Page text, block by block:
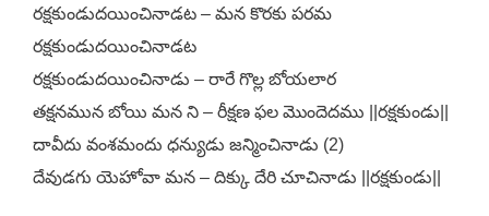
రక్షకుండుదయించినాడట – మన కొరకు పరమ
రక్షకుండుదయించినాడట
రక్షకుండుదయించినాడు – రారే గొల్ల బోయలార
తక్షనమున బోయి మన ని – రీక్షణ ఫల మొందెదము ||రక్షకుండు||
దావీదు వంశమందు ధన్యుడు జన్మించినాడు (2)
దేవుడగు యెహోవా మన – దిక్కు దేరి చూచినాడు ||రక్షకుండు||